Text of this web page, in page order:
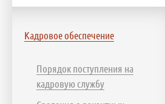
Кадровое обеспечение
Порядок поступления на
кадровую службу